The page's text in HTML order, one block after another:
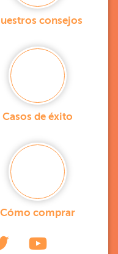
consejos
Casos de éxito
Cómo comprar